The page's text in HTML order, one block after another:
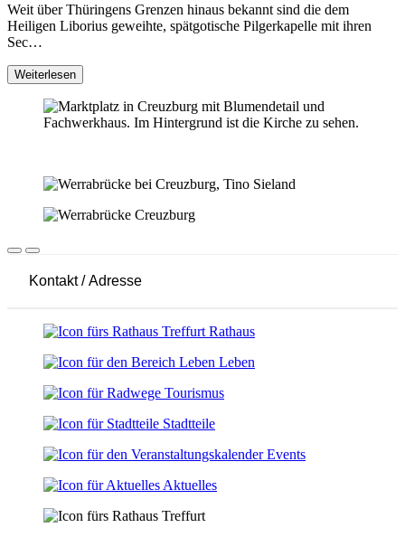
Weit über Thüringens Grenzen hinaus bekannt sind die dem
Heiligen Liborius geweihte, spätgotische Pilgerkapelle mit ihren
Sec…
Weiterlesen
Kontakt / Adresse
Rathaus
Leben
Tourismus
Stadtteile
Events
Aktuelles